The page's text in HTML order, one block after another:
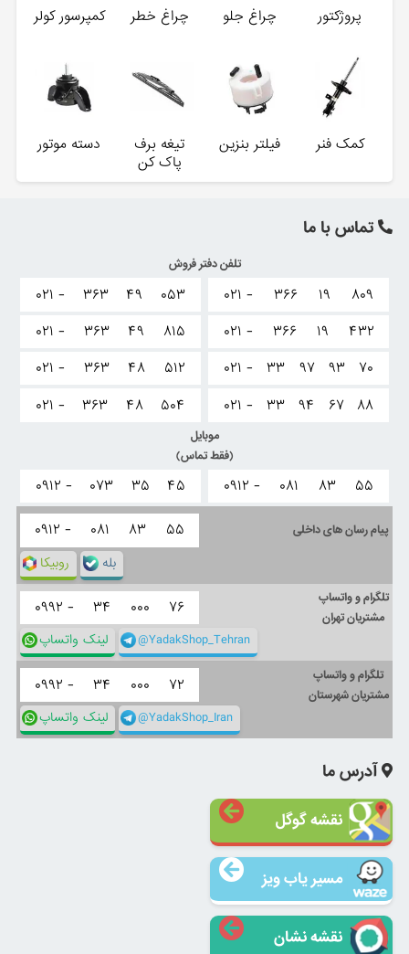
پروژکتور چراغ جلو چراغ خطر کمپرسور کولر
کمک فنر فیلتر بنزین
تیغه برف
پاک کن
دسته موتور
تماس با ما
تلفن دفتر فروش
۰۲۱ - ۳۶۶ ۱۹
۸۰۹
۰۲۱ -
۳۶۶ ۱۹
۴۳۲
۰۲۱ -
۳۳ ۹۷ ۹۳
۷۰
۰۲۱ -
۳۳ ۹۴ ۶۷ ۸۸
۰۲۱ - ۳۶۳ ۴۹
۰۵۳
۰۲۱ -
۳۶۳ ۴۹
۸۱۵
۰۲۱ -
۳۶۳ ۴۸
۵۱۲
۰۲۱ -
۳۶۳ ۴۸ ۵۰۴
موبایل
(فقط تماس)
۰۹۱۲ - ۰۸۱ ۸۳ ۵۵ ۰۹۱۲ - ۰۷۳ ۳۵ ۴۵
پیام رسان های داخلی ۰۹۱۲ - ۰۸۱ ۸۳ ۵۵
روبیکا بله
تلگرام و واتساپ
مشتریان تهران
۰۹۹۲ - ۳۴ ۰۰۰ ۷۶
لینک واتساپ @YadakShop_Tehran
تلگرام و واتساپ
مشتریان شهرستان
۰۹۹۲ - ۳۴ ۰۰۰ ۷۲
لینک واتساپ @YadakShop_Iran
آدرس ما
نقشه گوگل
مسیر یاب ویز
نقشه نشان